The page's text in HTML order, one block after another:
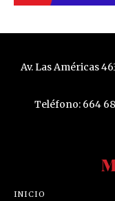
Av. Las Américas
Teléfono: 664
INICIO